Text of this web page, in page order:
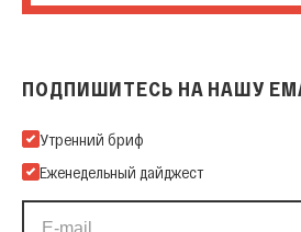
ПОДПИШИТЕСЬ НА НАШУ
Подпишитесь на нашу Email-рассылку
Утренний бриф
Еженедельный дайджест